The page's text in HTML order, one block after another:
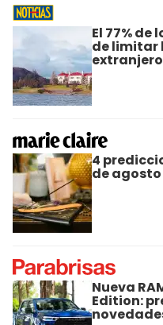
El 77%
de limitar
4
de
Nueva
Edition: